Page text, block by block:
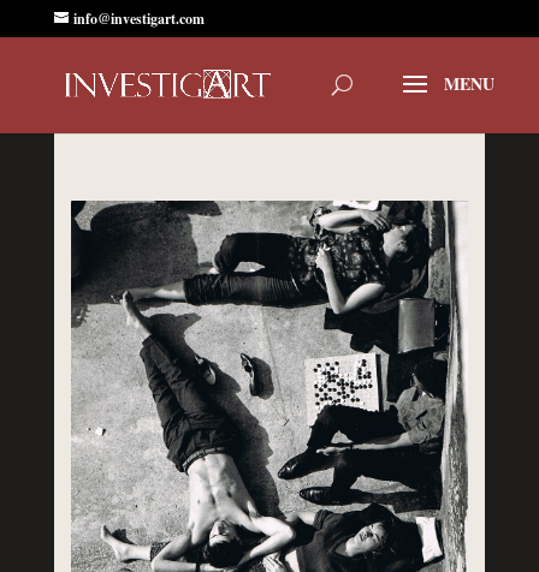
info@investigart.com